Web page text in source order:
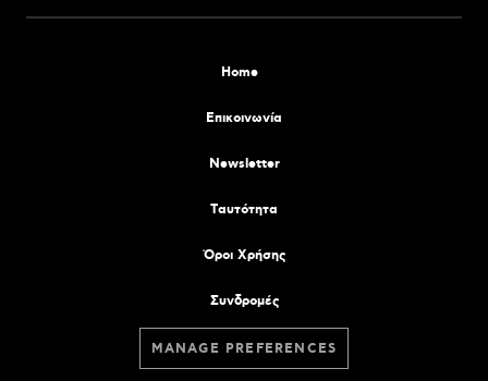
Home
Επικοινωνία
Newsletter
Tαυτότητα
Όροι Χρήσης
Συνδρομές
MANAGE PREFERENCES